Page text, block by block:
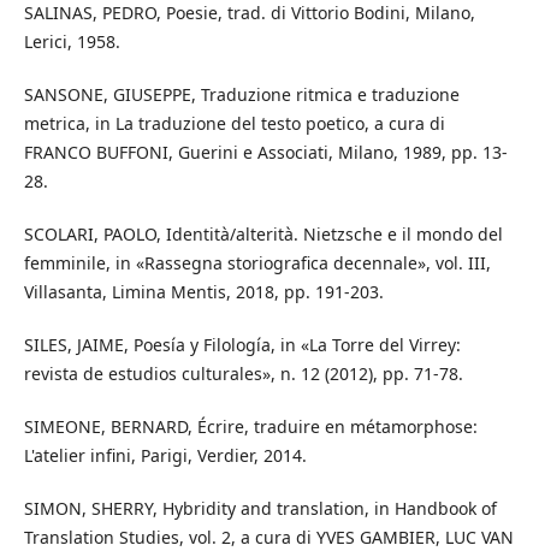
SALINAS, PEDRO, Poesie, trad. di Vittorio Bodini, Milano,
Lerici, 1958.
SANSONE, GIUSEPPE, Traduzione ritmica e traduzione
metrica, in La traduzione del testo poetico, a cura di
FRANCO BUFFONI, Guerini e Associati, Milano, 1989, pp. 13-
28.
SCOLARI, PAOLO, Identità/alterità. Nietzsche e il mondo del
femminile, in «Rassegna storiografica decennale», vol. III,
Villasanta, Limina Mentis, 2018, pp. 191-203.
SILES, JAIME, Poesía y Filología, in «La Torre del Virrey:
revista de estudios culturales», n. 12 (2012), pp. 71-78.
SIMEONE, BERNARD, Écrire, traduire en métamorphose:
L'atelier infini, Parigi, Verdier, 2014.
SIMON, SHERRY, Hybridity and translation, in Handbook of
Translation Studies, vol. 2, a cura di YVES GAMBIER, LUC VAN